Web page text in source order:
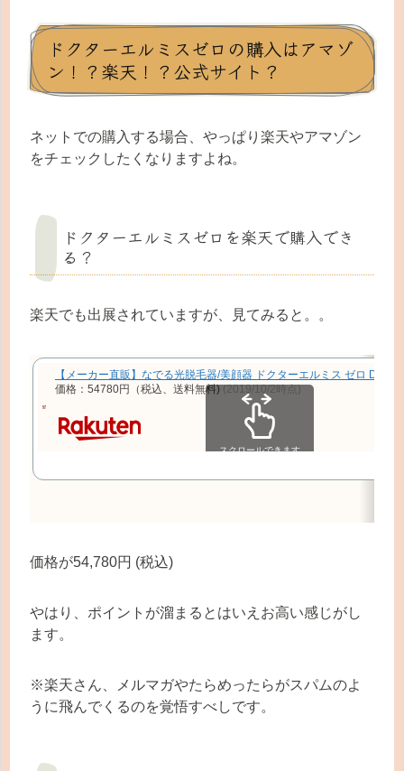
ドクターエルミスゼロの購入はアマゾ
ン！？楽天！？公式サイト？
ネットでの購入する場合、やっぱり楽天やアマゾン
をチェックしたくなりますよね。
ドクターエルミスゼロを楽天で購入でき
る？
楽天でも出展されていますが、見てみると。。
【メーカー直販】なでる光脱毛器/美顔器 ドクターエルミス ゼロ
価格：54780円（税込、送料無料) (2019/10/2時点)
スクロールできます
価格が54,780円 (税込)
やはり、ポイントが溜まるとはいえお高い感じがし
ます。
※楽天さん、メルマガやたらめったらがスパムのよ
うに飛んでくるのを覚悟すべしです。